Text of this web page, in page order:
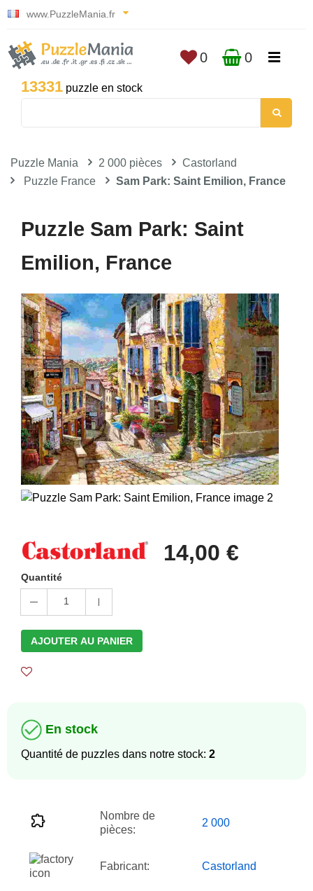
www.PuzzleMania.fr
13331 puzzle en stock
0 0
Puzzle Mania 2 000 pièces
Castorland
Puzzle France
Sam Park: Saint Emilion, France
Puzzle Sam Park: Saint
Emilion, France
14,00 €
Quantité
1
AJOUTER AU PANIER
En stock
Quantité de puzzles dans notre stock: 2
Nombre de
pièces:
2 000
Fabricant: Castorland